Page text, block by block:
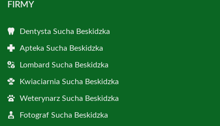
FIRMY
Dentysta Sucha Beskidzka
Apteka Sucha Beskidzka
Lombard Sucha Beskidzka
Kwiaciarnia Sucha Beskidzka
Weterynarz Sucha Beskidzka
Fotograf Sucha Beskidzka